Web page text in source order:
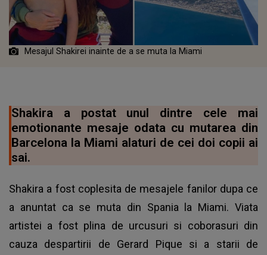
Mesajul Shakirei inainte de a se muta la Miami
Shakira a postat unul dintre cele mai
emotionante mesaje odata cu mutarea din
Barcelona la Miami alaturi de cei doi copii ai
sai.
Shakira a fost coplesita de mesajele fanilor dupa ce
a anuntat ca se muta din Spania la Miami. Viata
artistei a fost plina de urcusuri si coborasuri din
cauza despartirii de Gerard Pique si a starii de